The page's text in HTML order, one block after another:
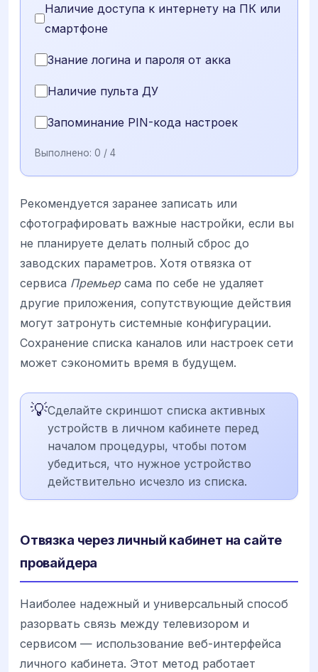
Наличие доступа к интернету на ПК или
смартфоне
Знание логина и пароля от акка
Наличие пульта ДУ
Запоминание PIN-кода настроек
Выполнено: 0 / 4
Рекомендуется заранее записать или
сфотографировать важные настройки, если вы
не планируете делать полный сброс до
заводских параметров. Хотя отвязка от
сервиса Премьерсама по себе не удаляет
другие приложения, сопутствующие действия
могут затронуть системные конфигурации.
Сохранение списка каналов или настроек сети
может сэкономить время в будущем.
💡Сделайте скриншот списка активных
устройств в личном кабинете перед
началом процедуры, чтобы потом
убедиться, что нужное устройство
действительно исчезло из списка.
Отвязка через личный кабинет на сайте
провайдера
Наиболее надежный и универсальный способ
разорвать связь между телевизором и
сервисом — использование веб-интерфейса
личного кабинета. Этот метод работает